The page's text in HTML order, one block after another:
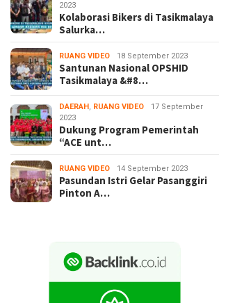
2023
Kolaborasi Bikers di Tasikmalaya
Salurka…
RUANG VIDEO 18 September 2023
Santunan Nasional OPSHID
Tasikmalaya &#8…
DAERAH , RUANG VIDEO
17 September
2023
Dukung Program Pemerintah
“ACE unt…
RUANG VIDEO 14 September 2023
Pasundan Istri Gelar Pasanggiri
Pinton A…